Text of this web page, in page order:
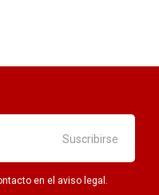
en el aviso legal.